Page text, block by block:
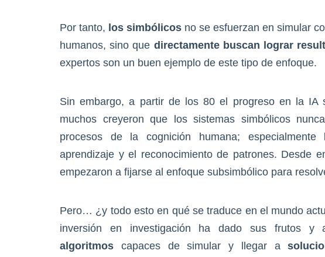
Por tanto, los simbólicos no se esfuerzan en simular
humanos, sino que directamente buscan lograr
expertos son un buen ejemplo de este tipo de enfoque.
Sin embargo, a partir de los 80 el progreso en la IA
muchos creyeron que los sistemas simbólicos
procesos de la cognición humana;
aprendizaje y el reconocimiento de patrones. Desde
empezaron a fijarse al enfoque subsimbólico para
Pero… ¿y todo esto en qué se traduce en el mundo
inversión en investigación ha dado sus frutos y
algoritmos capaces de simular y llegar a